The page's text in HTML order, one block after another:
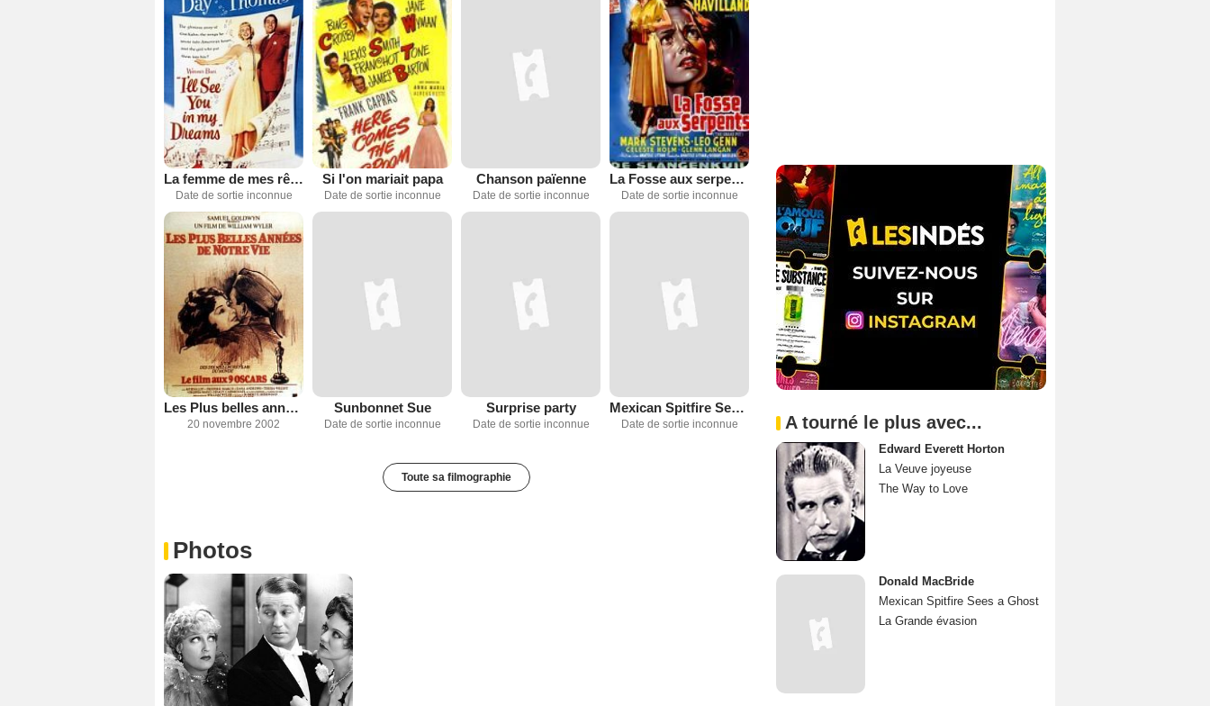
La femme de mes rêves
Date de sortie inconnue
Si l'on mariait papa
Date de sortie inconnue
Chanson païenne
Date de sortie inconnue
La Fosse aux serpents
Date de sortie inconnue
Les Plus belles années de notre vie
20 novembre 2002
Sunbonnet Sue
Date de sortie inconnue
Surprise party
Date de sortie inconnue
Mexican Spitfire Sees a Ghost
Date de sortie inconnue
Toute sa filmographie
Photos
A tourné le plus avec...
Edward Everett Horton
La Veuve joyeuse
The Way to Love
Donald MacBride
Mexican Spitfire Sees a Ghost
La Grande évasion